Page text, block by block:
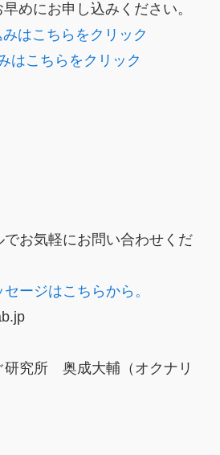
めにお申し込みください。
はこちらをクリック
でお気軽にお問い合わせくだ
ージはこちらから。
研究所 奥成大輔（オクナリ